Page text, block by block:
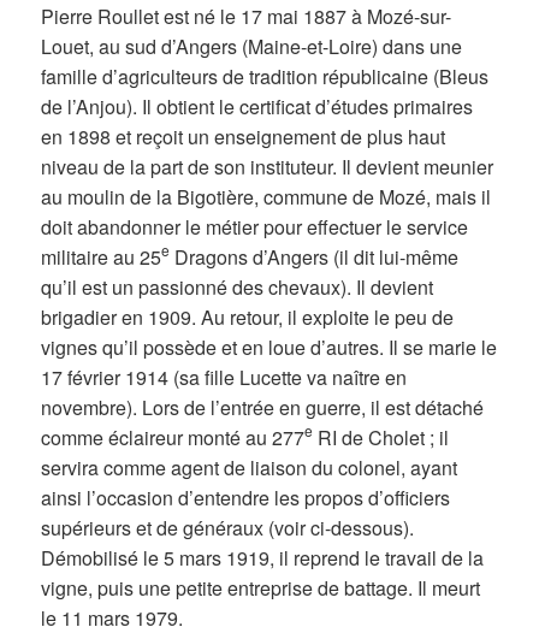
Pierre Roullet est né le 17 mai 1887 à Mozé-sur-
Louet, au sud d’Angers (Maine-et-Loire) dans une
famille d’agriculteurs de tradition républicaine (Bleus
de l’Anjou). Il obtient le certificat d’études primaires
en 1898 et reçoit un enseignement de plus haut
niveau de la part de son instituteur. Il devient meunier
au moulin de la Bigotière, commune de Mozé, mais il
doit abandonner le métier pour effectuer le service
militaire au 25e Dragons d’Angers (il dit lui-même
qu’il est un passionné des chevaux). Il devient
brigadier en 1909. Au retour, il exploite le peu de
vignes qu’il possède et en loue d’autres. Il se marie le
17 février 1914 (sa fille Lucette va naître en
novembre). Lors de l’entrée en guerre, il est détaché
comme éclaireur monté au 277e RI de Cholet ; il
servira comme agent de liaison du colonel, ayant
ainsi l’occasion d’entendre les propos d’officiers
supérieurs et de généraux (voir ci-dessous).
Démobilisé le 5 mars 1919, il reprend le travail de la
vigne, puis une petite entreprise de battage. Il meurt
le 11 mars 1979.